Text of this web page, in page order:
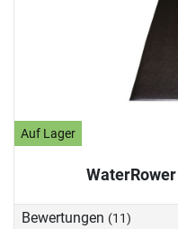
Auf Lager
Bewertungen (11)